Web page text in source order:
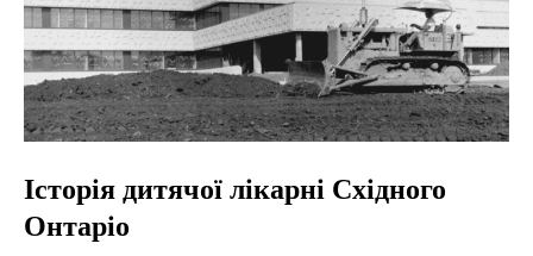
Історія дитячої лікарні Східного
Онтаріо